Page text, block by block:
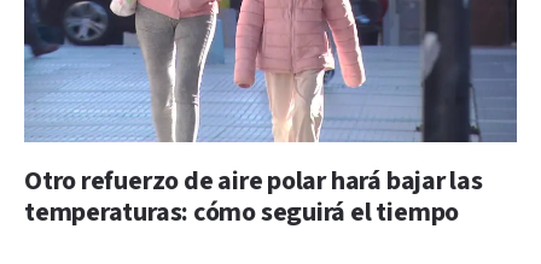
Otro refuerzo de aire polar hará bajar las
temperaturas: cómo seguirá el tiempo